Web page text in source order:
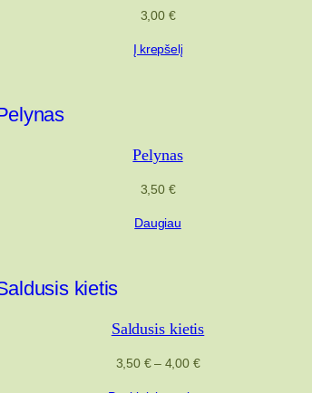
3,00 €
Į krepšelį
Pelynas
3,50 €
Daugiau
Saldusis kietis
3,50 € – 4,00 €Price